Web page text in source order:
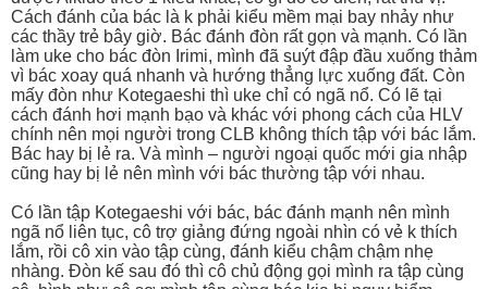
Cách đánh của bác là k phải kiểu mềm mại bay nhảy như
các thầy trẻ bây giờ. Bác đánh đòn rất gọn và mạnh. Có lần
làm uke cho bác đòn Irimi, mình đã suýt đập đầu xuống thảm
vì bác xoay quá nhanh và hướng thẳng lực xuống đất. Còn
mấy đòn như Kotegaeshi thì uke chỉ có ngã nổ. Có lẽ tại
cách đánh hơi mạnh bạo và khác với phong cách của HLV
chính nên mọi người trong CLB không thích tập với bác lắm.
Bác hay bị lẻ ra. Và mình – người ngoại quốc mới gia nhập
cũng hay bị lẻ nên mình với bác thường tập với nhau.
Có lần tập Kotegaeshi với bác, bác đánh mạnh nên mình
ngã nổ liên tục, cô trợ giảng đứng ngoài nhìn có vẻ k thích
lắm, rồi cô xin vào tập cùng, đánh kiểu chậm chậm nhẹ
nhàng. Đòn kế sau đó thì cô chủ động gọi mình ra tập cùng